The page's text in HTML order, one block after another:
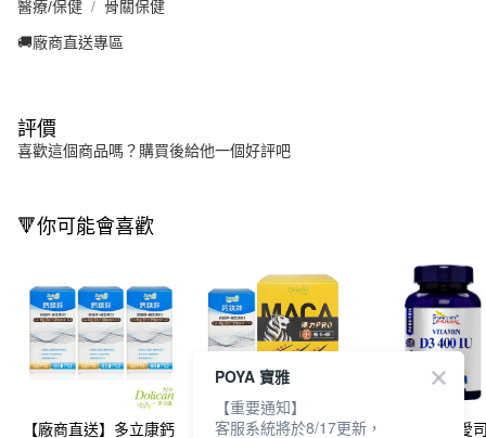
醫療/保健 骨關保健
🚚廠商直送專區
評價
喜歡這個商品嗎？購買後給他一個好評吧
🔻你可能會喜歡
【廠商直送】多立康鈣 【廠商直送】多立康 【廠商直送】愛
POYA 寶雅
【重要通知】
客服系統將於8/17更新，